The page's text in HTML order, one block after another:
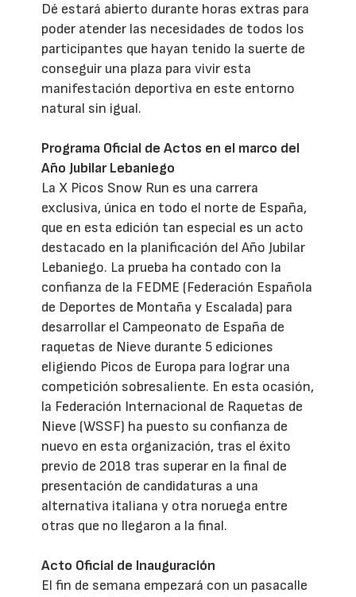
Dé estará abierto durante horas extras para
poder atender las necesidades de todos los
participantes que hayan tenido la suerte de
conseguir una plaza para vivir esta
manifestación deportiva en este entorno
natural sin igual.
Programa Oficial de Actos en el marco del
Año Jubilar Lebaniego
La X Picos Snow Run es una carrera
exclusiva, única en todo el norte de España,
que en esta edición tan especial es un acto
destacado en la planificación del Año Jubilar
Lebaniego. La prueba ha contado con la
confianza de la FEDME (Federación Española
de Deportes de Montaña y Escalada) para
desarrollar el Campeonato de España de
raquetas de Nieve durante 5 ediciones
eligiendo Picos de Europa para lograr una
competición sobresaliente. En esta ocasión,
la Federación Internacional de Raquetas de
Nieve (WSSF) ha puesto su confianza de
nuevo en esta organización, tras el éxito
previo de 2018 tras superar en la final de
presentación de candidaturas a una
alternativa italiana y otra noruega entre
otras que no llegaron a la final.
Acto Oficial de Inauguración
El fin de semana empezará con un pasacalle